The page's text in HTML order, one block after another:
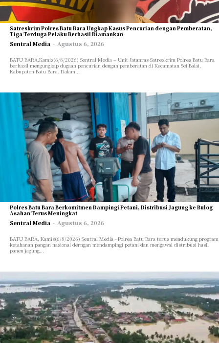
TEKNOLOGI
OPINI/ESAI
ARTIKEL/FEATURE
INVESTIGASI
GAYA HIDUP
OLAHRAGA
TEKNOLOGI
OPINI/ESAI
ARTIKEL/FEATURE
INVESTIGASI
GAYA HIDUP
OLAHRAGA
Satreskrim Polres Batu Bara Ungkap Kasus Pencurian dengan Pemberatan,
Tiga Terduga Pelaku Berhasil Diamankan
Sentral Media - Agustus 6, 2026
BATU BARA,Kamis(6/8/2026) Sentral Media – Unit Jatanras Satreskrim Polres Batu Bara
berhasil mengungkap dugaan pencurian dengan pemberatan di Kecamatan Sei Balai,
Kabupaten Batu Bara. Dalam...
Polres Batu Bara Berkomitmen Dampingi Petani, Distribusi Jagung ke Bulog
Asahan Terus Meningkat
Sentral Media - Agustus 6, 2026
BATU BARA, Kamis(6/8/2026) Sentral Media - Polrea Batu Bara terus mendukung program
ketahanan pangan nasional derngan mendampingi petani dan mengawal distribusi hasil
panen jagung...